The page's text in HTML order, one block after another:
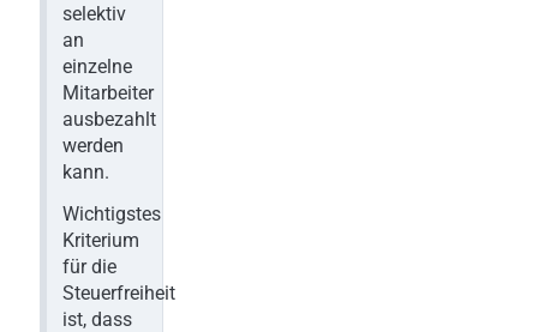
selektiv
an
einzelne
Mitarbeiter
ausbezahlt
werden
kann.
Wichtigstes
Kriterium
für die
Steuerfreiheit
ist, dass